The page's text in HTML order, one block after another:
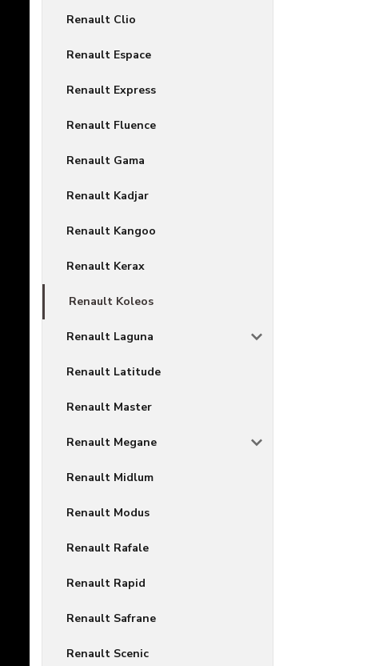
Renault Clio
Renault Espace
Renault Express
Renault Fluence
Renault Gama
Renault Kadjar
Renault Kangoo
Renault Kerax
Renault Koleos
Renault Laguna
Renault Latitude
Renault Master
Renault Megane
Renault Midlum
Renault Modus
Renault Rafale
Renault Rapid
Renault Safrane
Renault Scenic